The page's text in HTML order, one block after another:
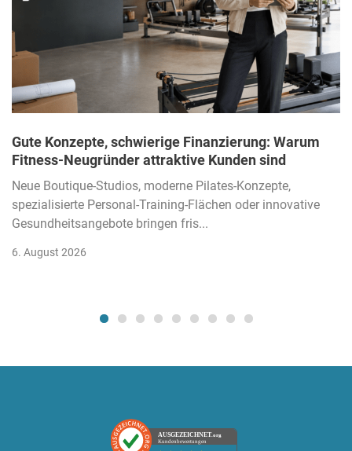
Gute Konzepte, schwierige Finanzierung: Warum
Fitness-Neugründer attraktive Kunden sind
Neue Boutique-Studios, moderne Pilates-Konzepte,
spezialisierte Personal-Training-Flächen oder innovative
Gesundheitsangebote bringen fris...
6. August 2026
AUSGEZEICHNET.org
Kundenbewertungen